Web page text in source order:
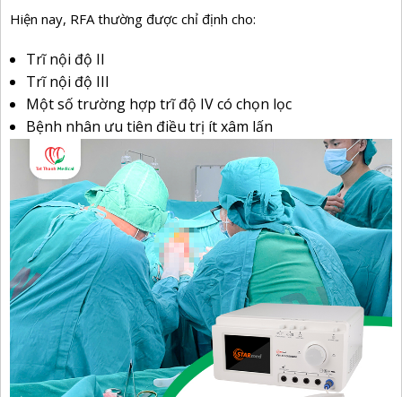
Hiện nay, RFA thường được chỉ định cho:
Trĩ nội độ II
Trĩ nội độ III
Một số trường hợp trĩ độ IV có chọn lọc
Bệnh nhân ưu tiên điều trị ít xâm lấn